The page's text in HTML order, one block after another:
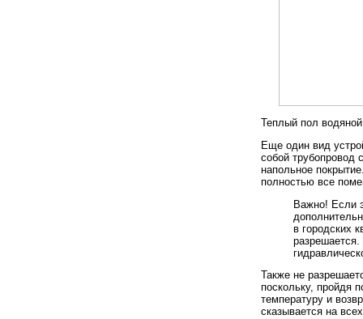
Теплый пол
Еще один вид
собой трубопровод
напольное
полностью все
Важно! Если
в городских
разрешается.
Также не
поскольку, пройдя
температуру и
сказывается на